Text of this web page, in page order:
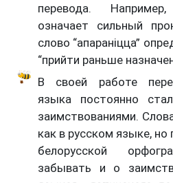
перевода.
означает сильный
слово “апараніцца”
“прийти раньше
В своей работе
языка постоянно
заимствованиями.
как в русском языке,
белорусской
забывать и о